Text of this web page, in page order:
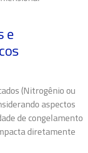
e
(Nitrogênio ou
aspectos
de congelamento
diretamente